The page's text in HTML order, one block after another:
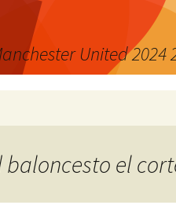
United 2024
el